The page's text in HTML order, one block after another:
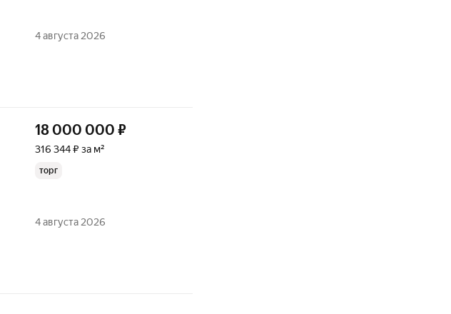
4 августа 2026
18 000 000 ₽
316 344 ₽ за м²
торг
4 августа 2026